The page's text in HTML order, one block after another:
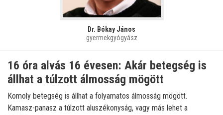
Dr. Bókay János
gyermekgyógyász
16 óra alvás 16 évesen: Akár betegség is
állhat a túlzott álmosság mögött
Komoly betegség is állhat a folyamatos álmosság mögött.
Kamasz-panasz a túlzott aluszékonyság, vagy más lehet a